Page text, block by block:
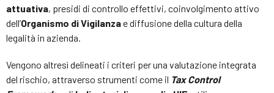
attuativa, presidi di controllo effettivi, coinvolgimento attivo
dell’Organismo di Vigilanzae diffusione della cultura della
legalità in azienda.
Vengono altresì delineati i criteri per una valutazione integrata
del rischio, attraverso strumenti come il Tax Control